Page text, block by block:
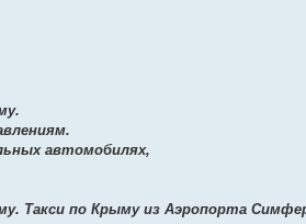
автомобилях,
Такси по Крыму из Аэропорта